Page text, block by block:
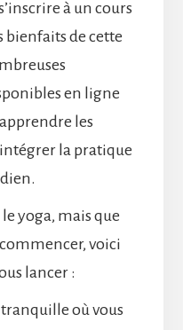
à un cours
bienfaits de cette
en ligne
les
la pratique
yoga, mais que
voici
lancer :
où vous